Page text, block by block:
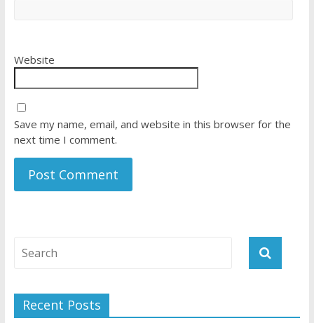
Website
Save my name, email, and website in this browser for the
next time I comment.
Recent Posts